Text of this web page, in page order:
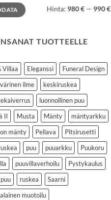
Hinta: 980 €— 990 €
TUOTTEELLE
Villaa Eleganssi
Funeral Design
ilme
keskiruskea
luonnollinen puu
II
Musta Mänty
mäntyarkku
mänty
Pellava
Pitsirusetti
puu puuarkku
Puukoru
puuvillaverhoilu
Pystykaulus
ruskea
Saarni
muotoilu